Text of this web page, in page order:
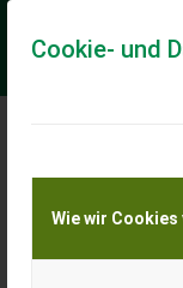
Cookie- und
Wie wir Cookies
Schäffer